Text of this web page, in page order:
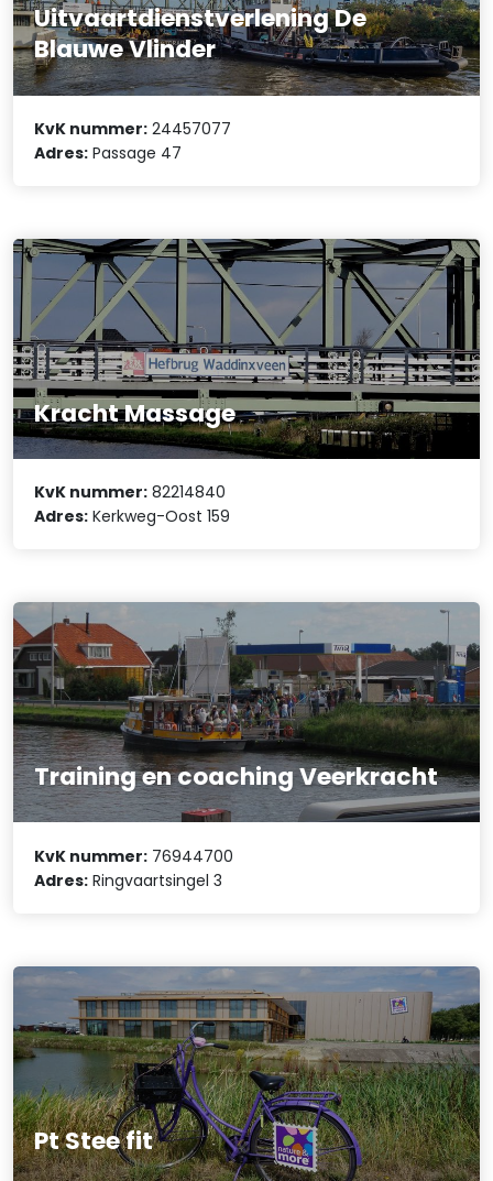
Uitvaartdienstverlening De
Blauwe Vlinder
KvK nummer: 24457077
Adres: Passage 47
Kracht Massage
KvK nummer: 82214840
Adres: Kerkweg-Oost 159
Training en coaching Veerkracht
KvK nummer: 76944700
Adres: Ringvaartsingel 3
Pt Stee fit